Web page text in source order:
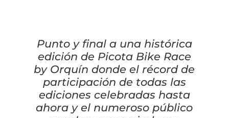
Eléctricas
Infantil
Montajes a la Carta
Pedales
Potencias
Gafas
Zapatillas
Equipaciones gr-100
Equipaciones Extremadura
REBAJAS
OUTLET
Punto y final a una histórica
edición de Picota Bike Race
by Orquín donde el récord de
participación de todas las
ediciones celebradas hasta
ahora y el numeroso público